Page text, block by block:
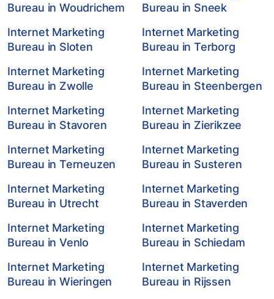
Bureau in Woudrichem
Bureau in Sneek
Internet Marketing
Bureau in Sloten
Internet Marketing
Bureau in Terborg
Internet Marketing
Bureau in Zwolle
Internet Marketing
Bureau in Steenbergen
Internet Marketing
Bureau in Stavoren
Internet Marketing
Bureau in Zierikzee
Internet Marketing
Bureau in Terneuzen
Internet Marketing
Bureau in Susteren
Internet Marketing
Bureau in Utrecht
Internet Marketing
Bureau in Staverden
Internet Marketing
Bureau in Venlo
Internet Marketing
Bureau in Schiedam
Internet Marketing
Bureau in Wieringen
Internet Marketing
Bureau in Rijssen